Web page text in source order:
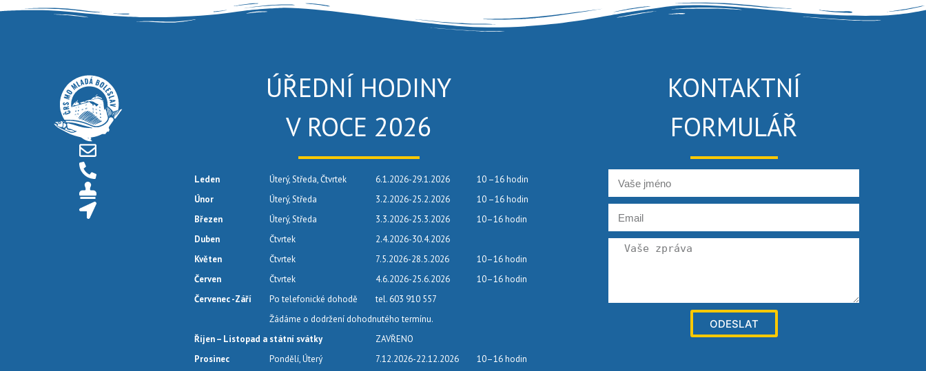
ÚŘEDNÍ HODINY
V ROCE 2026
Leden Úterý, Středa, Čtvrtek 6.1.2026-29.1.2026
10 –16 hodin
Únor
Úterý, Středa 3.2.2026-25.2.2026
10 –16 hodin
Březen
Úterý, Středa 3.3.2026-25.3.2026
10–16 hodin
Duben
Čtvrtek
2.4.2026-30.4.2026
Květen
Čtvrtek 7.5.2026-28.5.2026
10–16 hodin
Červen
Čtvrtek 4.6.2026-25.6.2026
10–16 hodin
Červenec -Září
Po telefonické dohodě
tel. 603 910 557
Žádáme o dodržení dohodnutého termínu.
Říjen – Listopad a státní svátky
ZAVŘENO
Prosinec
Pondělí, Úterý 7.12.2026-22.12.2026 10–16 hodin
KONTAKTNÍ
FORMULÁŘ
ODESLAT